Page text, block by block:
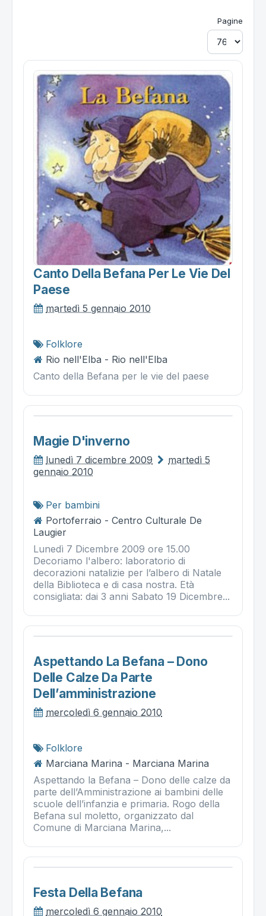
Pagine
Canto Della Befana Per Le Vie Del
Paese
martedì 5 gennaio 2010
Folklore
Rio nell'Elba - Rio nell'Elba
Canto della Befana per le vie del paese
Magie D'inverno
lunedì 7 dicembre 2009
martedì 5
gennaio 2010
Per bambini
Portoferraio - Centro Culturale De
Laugier
Lunedì 7 Dicembre 2009 ore 15.00
Decoriamo l'albero: laboratorio di
decorazioni natalizie per l’albero di Natale
della Biblioteca e di casa nostra. Età
consigliata: dai 3 anni Sabato 19 Dicembre...
Aspettando La Befana – Dono
Delle Calze Da Parte
Dell’amministrazione
mercoledì 6 gennaio 2010
Folklore
Marciana Marina - Marciana Marina
Aspettando la Befana – Dono delle calze da
parte dell’Amministrazione ai bambini delle
scuole dell’infanzia e primaria. Rogo della
Befana sul moletto, organizzato dal
Comune di Marciana Marina,...
Festa Della Befana
mercoledì 6 gennaio 2010